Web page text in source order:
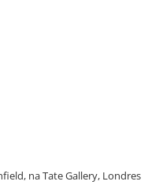
na Tate Gallery, Londres